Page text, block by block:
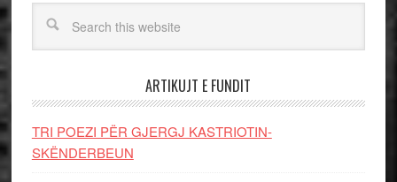
ARTIKUJT E FUNDIT
TRI POEZI PËR GJERGJ KASTRIOTIN-
SKËNDERBEUN